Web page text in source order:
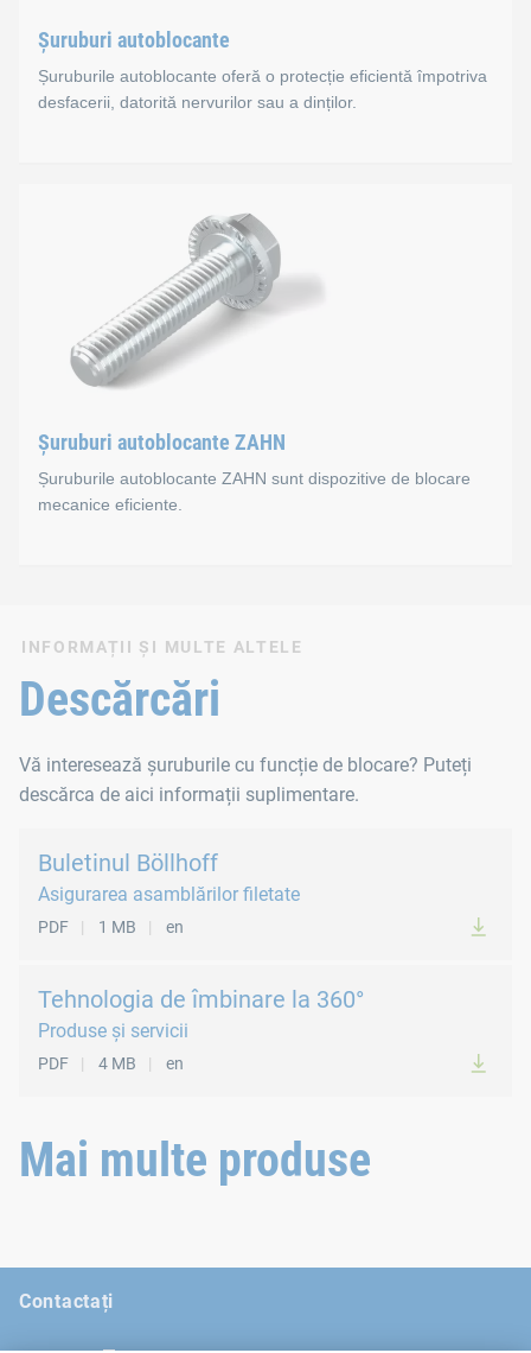
DIN 7500 D
DIN 7500 E
DIN 7500 M
Șuruburi autoblocante
Șuruburile autoblocante oferă o protecție eficientă împotriva
desfacerii, datorită nervurilor sau a dinților.
Șuruburile autoblocante precum RIPP LOCK® și
Standarde
B 158
B 251
B 53085
Șuruburi autoblocante ZAHN
Șuruburile autoblocante ZAHN sunt dispozitive de blocare
mecanice eficiente.
Șuruburile autoblocante ZAHN sunt dispozitive de blocare
Standarde
B 151
INFORMAȚII ȘI MULTE ALTELE
Descărcări
Vă interesează șuruburile cu funcție de blocare? Puteți
descărca de aici informații suplimentare.
Buletinul Böllhoff
Asigurarea asamblărilor filetate
PDF 1 MB en
Tehnologia de îmbinare la 360°
Produse și servicii
PDF 4 MB en
Mai multe produse
Contactați